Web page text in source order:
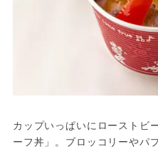
カップいっぱいにローストビ
ーフ丼」。ブロッコリーやパ